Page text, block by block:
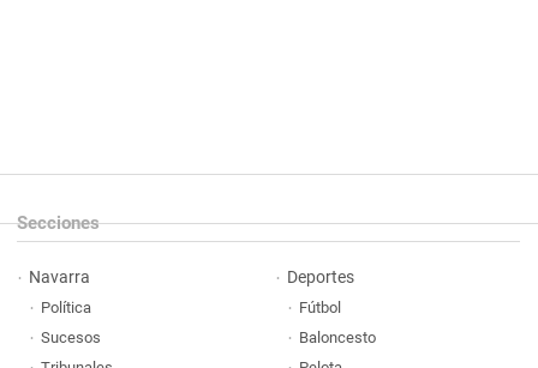
Secciones
Navarra
Política
Sucesos
Deportes
Fútbol
Baloncesto